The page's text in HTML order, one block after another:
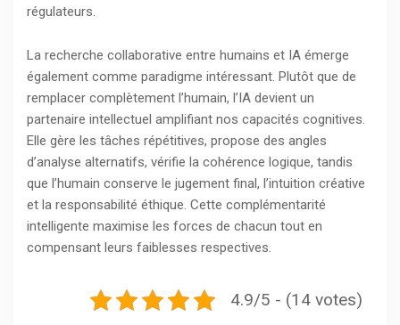
régulateurs.
La recherche collaborative entre humains et IA émerge
également comme paradigme intéressant. Plutôt que de
remplacer complètement l’humain, l’IA devient un
partenaire intellectuel amplifiant nos capacités cognitives.
Elle gère les tâches répétitives, propose des angles
d’analyse alternatifs, vérifie la cohérence logique, tandis
que l’humain conserve le jugement final, l’intuition créative
et la responsabilité éthique. Cette complémentarité
intelligente maximise les forces de chacun tout en
compensant leurs faiblesses respectives.
4.9/5 - (14 votes)